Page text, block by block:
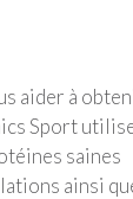
aider à
Sport
saines
ainsi